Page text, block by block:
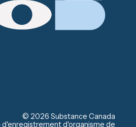
© 2026 Substance Canada
d'enregistrement d'organisme de